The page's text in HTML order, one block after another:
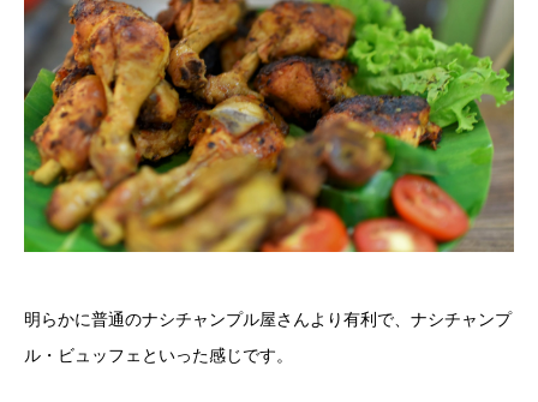
明らかに普通のナシチャンプル屋さんより有利で、ナシチャンプ
ル・ビュッフェといった感じです。